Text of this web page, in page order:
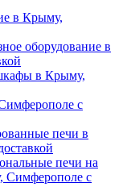
в Крыму,
оборудование в
в Крыму,
с
печи в
печи на
Симферополе с